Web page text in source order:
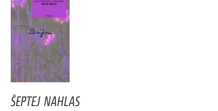
ŠEPTEJ NAHLAS